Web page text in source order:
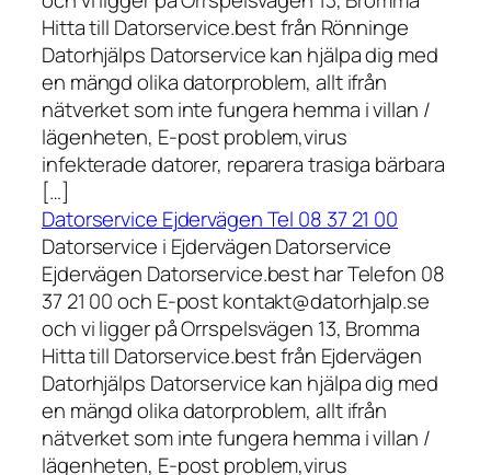
Hitta till Datorservice.best från Rönninge
Datorhjälps Datorservice kan hjälpa dig med
en mängd olika datorproblem, allt ifrån
nätverket som inte fungera hemma i villan /
lägenheten, E-post problem,virus
infekterade datorer, reparera trasiga bärbara
[…]
Datorservice Ejdervägen Tel 08 37 21 00
Datorservice i Ejdervägen Datorservice
Ejdervägen Datorservice.best har Telefon 08
37 21 00 och E-post kontakt@datorhjalp.se
och vi ligger på Orrspelsvägen 13, Bromma
Hitta till Datorservice.best från Ejdervägen
Datorhjälps Datorservice kan hjälpa dig med
en mängd olika datorproblem, allt ifrån
nätverket som inte fungera hemma i villan /
lägenheten, E-post problem,virus